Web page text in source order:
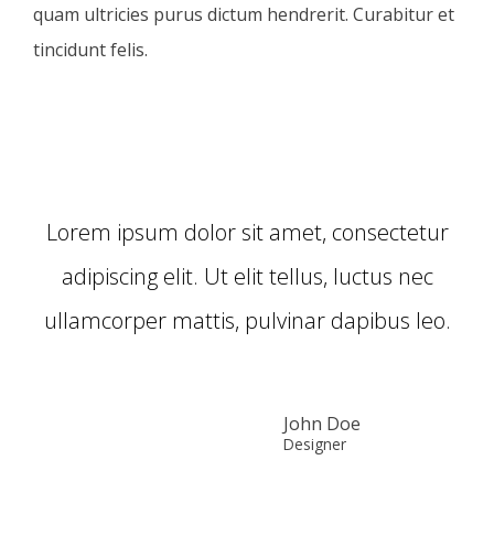
quam ultricies purus dictum hendrerit. Curabitur et
tincidunt felis.
Lorem ipsum dolor sit amet, consectetur
adipiscing elit. Ut elit tellus, luctus nec
ullamcorper mattis, pulvinar dapibus leo.
John Doe
Designer